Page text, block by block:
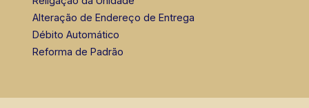
Alteração de Endereço de Entrega
Débito Automático
Reforma de Padrão